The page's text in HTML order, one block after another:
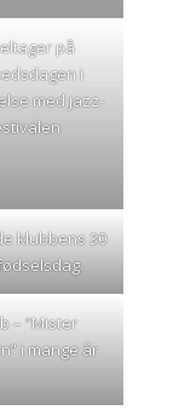
på
i
med jazz-
klubbens 30
– “Mister
i mange år